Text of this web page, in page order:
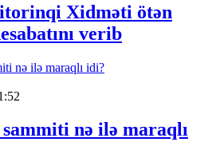
Xidməti ötən
verib
sammiti nə ilə maraqlı